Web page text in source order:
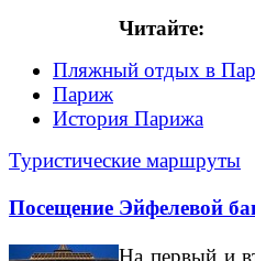
Читайте:
Пляжный отдых в
Париж
История Парижа
Туристические маршруты
Посещение Эйфелевой
На первый и